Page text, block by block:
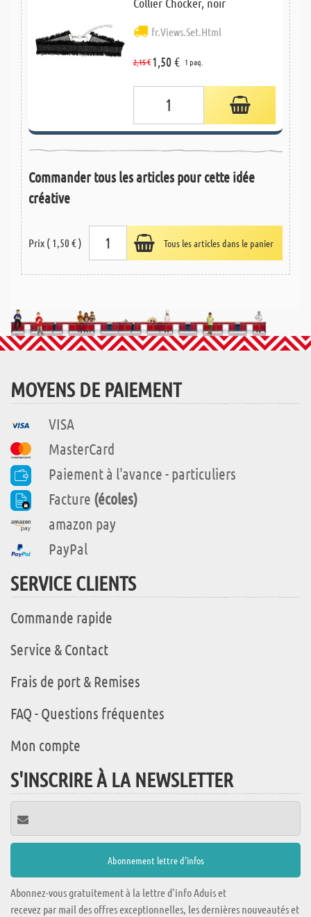
fr.Views.Set.Html
2,15 € 1,50 € 1 paq.
Commander tous les articles pour cette idée
créative
Prix ( 1,50 € ) Tous les articles dans le panier
MOYENS DE PAIEMENT
VISA
MasterCard
Paiement à l'avance - particuliers
Facture (écoles)
amazon pay
PayPal
SERVICE CLIENTS
Commande rapide
Service & Contact
Frais de port & Remises
FAQ - Questions fréquentes
Mon compte
S'INSCRIRE À LA NEWSLETTER
Abonnez-vous gratuitement à la lettre d'info Aduis et
recevez par mail des offres exceptionnelles, les dernières nouveautés et